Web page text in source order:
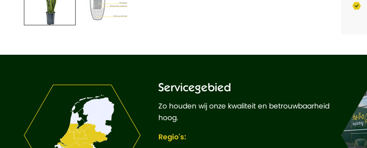
Servicegebied
Zo houden wij onze kwaliteit en betrouwbaarheid
hoog.
Regio's: